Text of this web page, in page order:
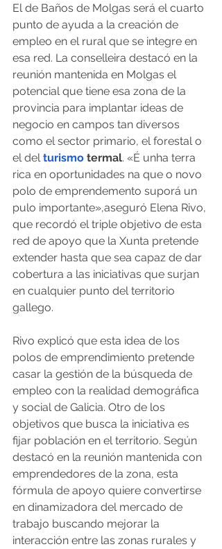
El de Baños de Molgas será el cuarto
punto de ayuda a la creación de
empleo en el rural que se integre en
esa red. La conselleira destacó en la
reunión mantenida en Molgas el
potencial que tiene esa zona de la
provincia para implantar ideas de
negocio en campos tan diversos
como el sector primario, el forestal o
el del turismo termal. «É unha terra
rica en oportunidades na que o novo
polo de emprendemento suporá un
pulo importante»,aseguró Elena Rivo,
que recordó el triple objetivo de esta
red de apoyo que la Xunta pretende
extender hasta que sea capaz de dar
cobertura a las iniciativas que surjan
en cualquier punto del territorio
gallego.
Rivo explicó que esta idea de los
polos de emprendimiento pretende
casar la gestión de la búsqueda de
empleo con la realidad demográfica
y social de Galicia. Otro de los
objetivos que busca la iniciativa es
fijar población en el territorio. Según
destacó en la reunión mantenida con
emprendedores de la zona, esta
fórmula de apoyo quiere convertirse
en dinamizadora del mercado de
trabajo buscando mejorar la
interacción entre las zonas rurales y